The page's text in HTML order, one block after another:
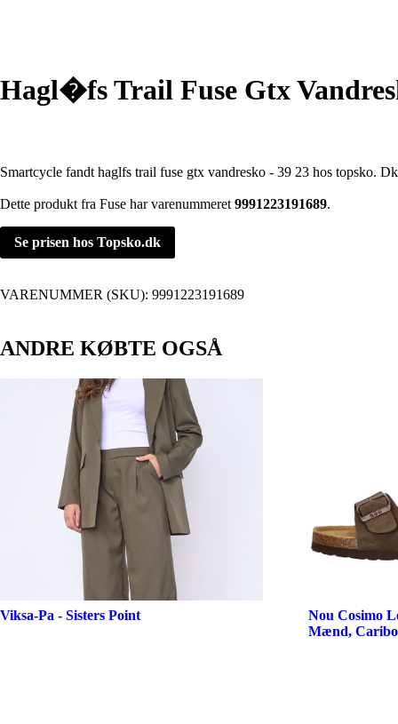
Hagl�fs Trail Fuse Gtx
Smartcycle fandt haglfs trail fuse gtx vandresko - 39 23 hos topsko.
Dette produkt fra Fuse har varenummeret 9991223191689.
Se prisen hos Topsko.dk
VARENUMMER (SKU): 9991223191689
ANDRE KØBTE OGSÅ
Viksa-Pa - Sisters Point
Nou Cosimo
Mænd,